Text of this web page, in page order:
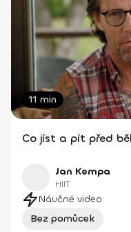
11 min
Co jíst a pít před
Jan Kempa
HIIT
Náučné video
Bez pomůcek